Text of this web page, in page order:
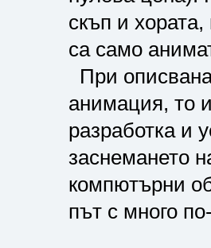
скъп и
са само
При
анимация, то
разработка и
заснемането
компютърни
път с много